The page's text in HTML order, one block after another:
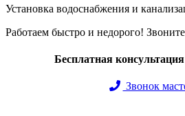
Установка водоснабжения и
Работаем быстро и недорого!
Бесплатная консультация
Звонок